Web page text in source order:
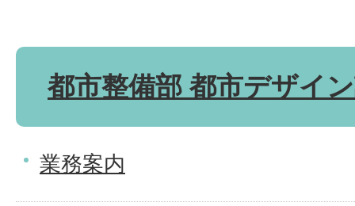
都市整備部 都市デザイ
業務案内